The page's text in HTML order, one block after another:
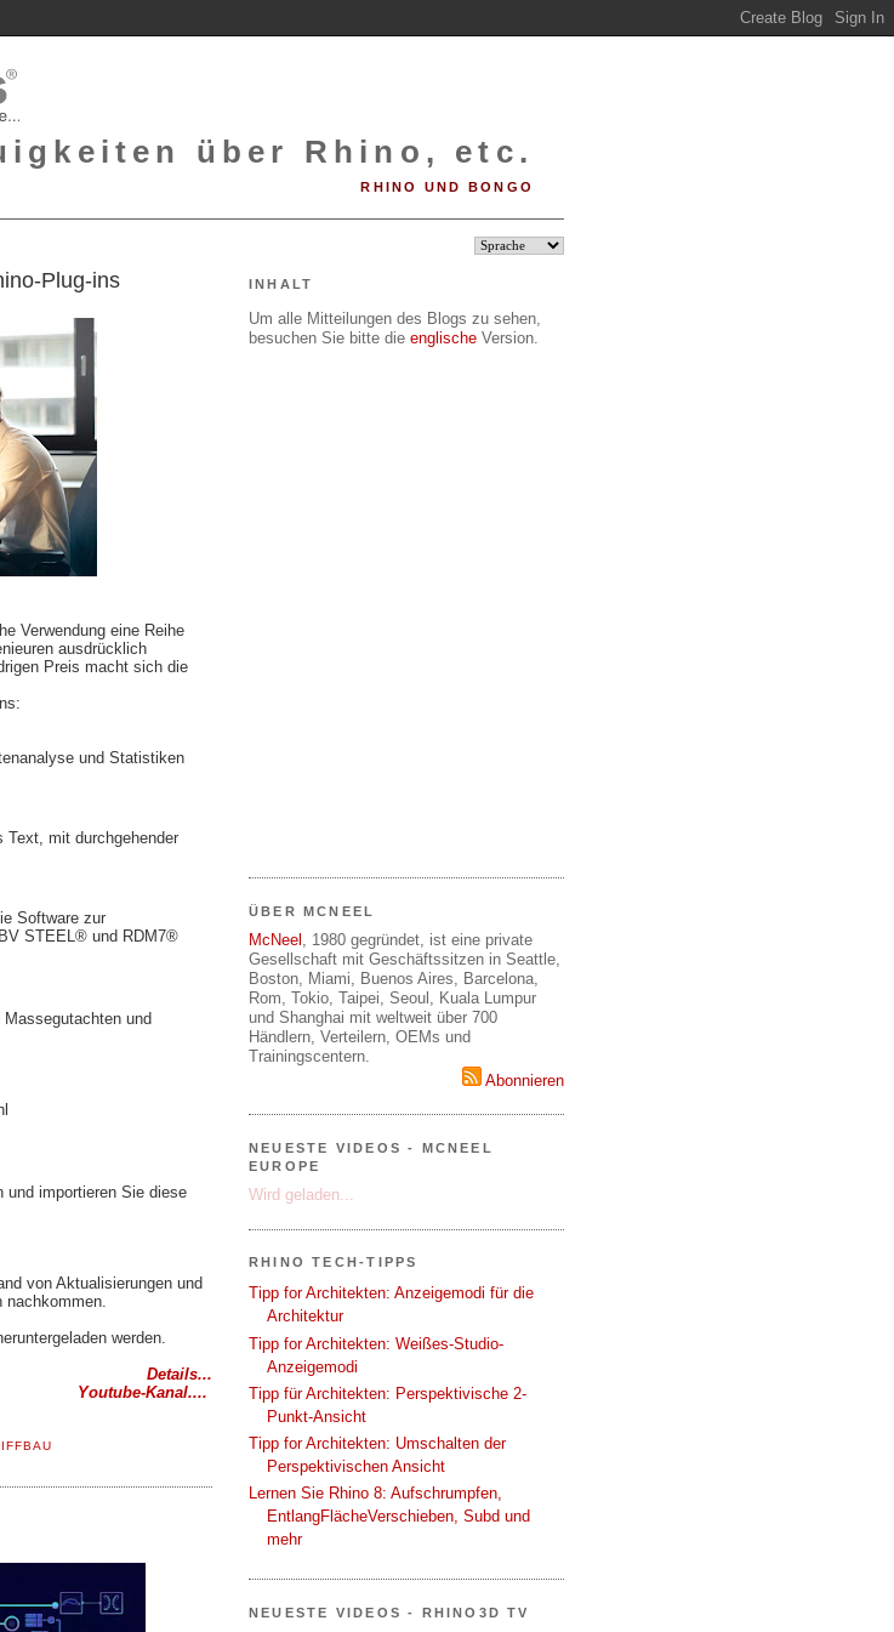
über Rhino, etc.
RHINO UND BONGO
Plug-ins
Verwendung eine Reihe
ausdrücklich
Preis macht sich die
und Statistiken
Text, mit durchgehender
Software zur
STEEL® und RDM7®
und
und importieren Sie diese
von Aktualisierungen und
werden.
Details...
Youtube-Kanal....
INHALT
Um alle Mitteilungen des Blogs zu sehen,
besuchen Sie bitte die englische Version.
ÜBER MCNEEL
McNeel
, 1980 gegründet, ist eine private
Gesellschaft mit Geschäftssitzen in Seattle,
Boston, Miami, Buenos Aires, Barcelona,
Rom, Tokio, Taipei, Seoul, Kuala Lumpur
und Shanghai mit weltweit über 700
Händlern, Verteilern, OEMs und
Trainingscentern.
Abonnieren
NEUESTE VIDEOS - MCNEEL
EUROPE
Wird geladen...
RHINO TECH-TIPPS
Tipp for Architekten: Anzeigemodi für die
Architektur
Tipp for Architekten: Weißes-Studio-
Anzeigemodi
Tipp für Architekten: Perspektivische 2-
Punkt-Ansicht
Tipp for Architekten: Umschalten der
Perspektivischen Ansicht
Lernen Sie Rhino 8: Aufschrumpfen,
EntlangFlächeVerschieben, Subd und
mehr
NEUESTE VIDEOS - RHINO3D TV